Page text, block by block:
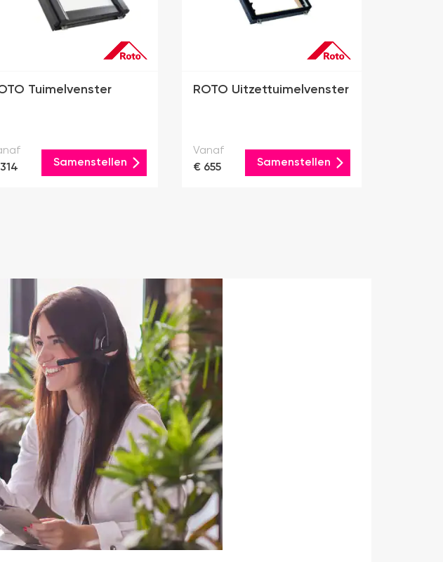
Tuimelvenster
Samenstellen
ROTO Uitzettuimelvenster
Vanaf
€ 655
Samenstellen